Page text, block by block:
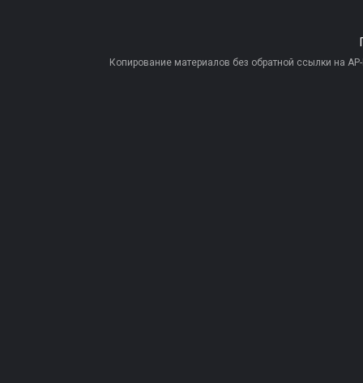
Копирование материалов без обратной ссылки на